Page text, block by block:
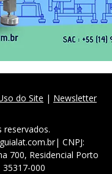
do Site | Newsletter
CNPJ:
700, Residencial Porto
35317-000